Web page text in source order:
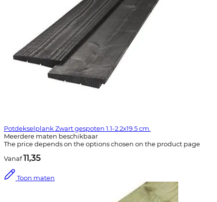
Potdekselplank Zwart gespoten 1.1-2.2x19.5 cm.
Meerdere maten beschikbaar
The price depends on the options chosen on the product page
Vanaf11,35
Toon maten